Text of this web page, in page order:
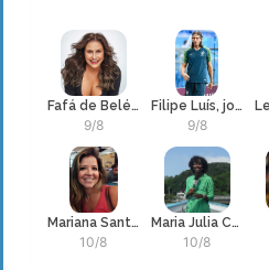
Fafá de Belém, Maria de Fátima Palha de Figueiredo
9/8
Filipe Luís, jogador e técnico de Futebol do Flamengo
9/8
Mariana Santos
10/8
Maria Julia Coutinho
10/8